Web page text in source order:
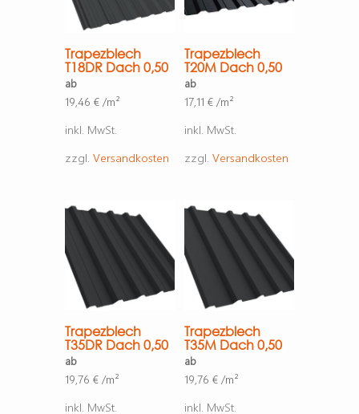
Trapezblech
T18DR Dach 0,50
ab
19,46 €/m²
inkl. MwSt.
zzgl. Versandkosten
Trapezblech
T20M Dach 0,50
ab
17,11 €/m²
inkl. MwSt.
zzgl. Versandkosten
Trapezblech
T35DR Dach 0,50
ab
19,76 €/m²
inkl. MwSt.
Trapezblech
T35M Dach 0,50
ab
19,76 €/m²
inkl. MwSt.